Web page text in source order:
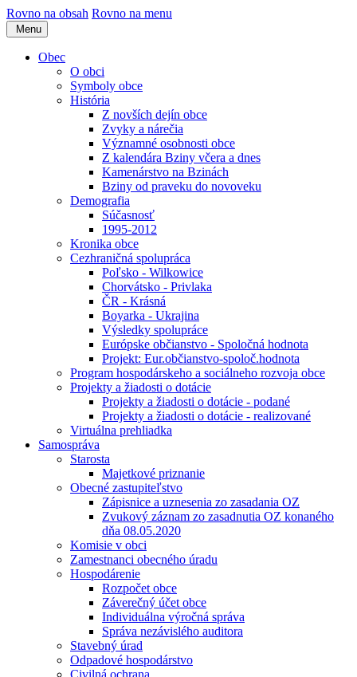
Rovno na obsah Rovno na menu
Menu
Obec
O obci
Symboly obce
História
Z novších dejín obce
Zvyky a nárečia
Významné osobnosti obce
Z kalendára Bziny včera a dnes
Kamenárstvo na Bzinách
Bziny od praveku do novoveku
Demografia
Súčasnosť
1995-2012
Kronika obce
Cezhraničná spolupráca
Poľsko - Wilkowice
Chorvátsko - Privlaka
ČR - Krásná
Boyarka - Ukrajina
Výsledky spolupráce
Európske občianstvo - Spoločná hodnota
Projekt: Eur.občianstvo-spoloč.hodnota
Program hospodárskeho a sociálneho rozvoja obce
Projekty a žiadosti o dotácie
Projekty a žiadosti o dotácie - podané
Projekty a žiadosti o dotácie - realizované
Virtuálna prehliadka
Samospráva
Starosta
Majetkové priznanie
Obecné zastupiteľstvo
Zápisnice a uznesenia zo zasadania OZ
Zvukový záznam zo zasadnutia OZ konaného
dňa 08.05.2020
Komisie v obci
Zamestnanci obecného úradu
Hospodárenie
Rozpočet obce
Záverečný účet obce
Individuálna výročná správa
Správa nezávislého auditora
Stavebný úrad
Odpadové hospodárstvo
Civilná ochrana